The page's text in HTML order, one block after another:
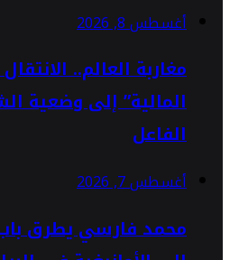
أغسطس 8, 2026
مغاربة العالم..
المالية” إلى وضعية
الفاعل
أغسطس 7, 2026
محمد فارسي يطرق باب